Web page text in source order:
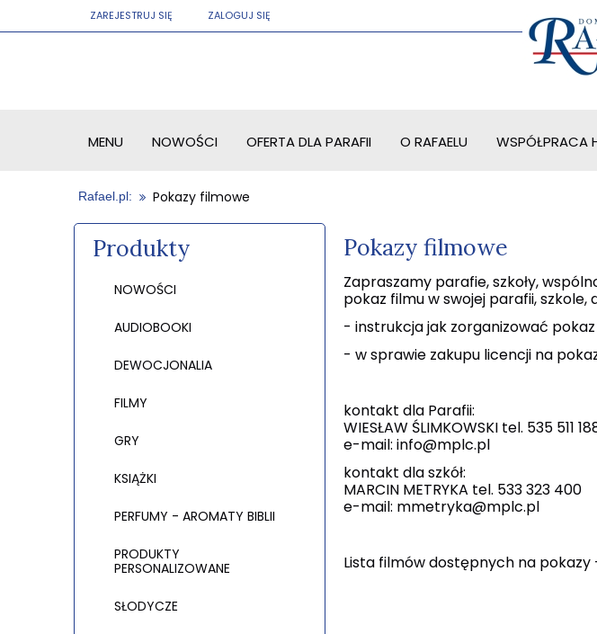
ZAREJESTRUJ SIĘ ZALOGUJ SIĘ
MENU NOWOŚCI OFERTA DLA PARAFII O RAFAELU WSPÓŁPRACA
Pokazy filmowe
Produkty
NOWOŚCI
AUDIOBOOKI
DEWOCJONALIA
FILMY
GRY
KSIĄŻKI
PERFUMY - AROMATY BIBLII
PRODUKTY
PERSONALIZOWANE
SŁODYCZE
Pokazy filmowe
Zapraszamy parafie, szkoły,
pokaz filmu w swojej parafii,
- instrukcja jak zorganizować
- w sprawie zakupu licencji na
kontakt dla Parafii:
WIESŁAW ŚLIMKOWSKI tel. 535
e-mail: info@mplc.pl
kontakt dla szkół:
MARCIN METRYKA tel. 533 323 400
e-mail: mmetryka@mplc.pl
Lista filmów dostępnych na pokazy